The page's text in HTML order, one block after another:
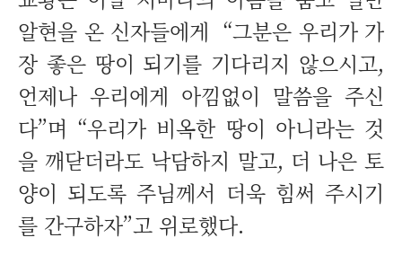
알현을 온 신자들에게 “그분은 우리가 가
장 좋은 땅이 되기를 기다리지 않으시고,
언제나 우리에게 아낌없이 말씀을 주신
다”며 “우리가 비옥한 땅이 아니라는 것
을 깨닫더라도 낙담하지 말고, 더 나은 토
양이 되도록 주님께서 더욱 힘써 주시기
를 간구하자”고 위로했다.